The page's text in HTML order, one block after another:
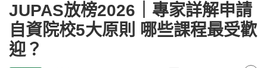
JUPAS放榜2026｜專家詳解申請
自資院校5大原則 哪些課程最受歡
迎？